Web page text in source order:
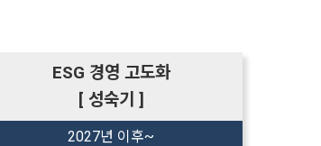
ESG 경영 고도화
[ 성숙기 ]
2027년 이후~